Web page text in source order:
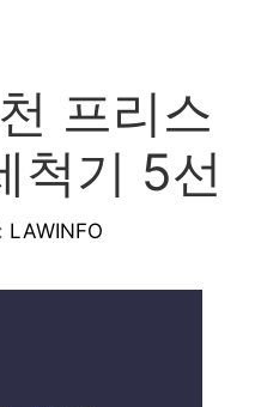
프리스
척기 5선
LAWINFO